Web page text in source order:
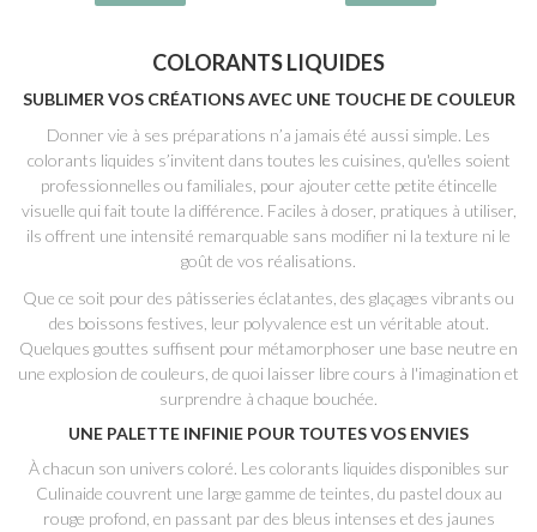
COLORANTS LIQUIDES
SUBLIMER VOS CRÉATIONS AVEC UNE TOUCHE DE COULEUR
Donner vie à ses préparations n’a jamais été aussi simple. Les
colorants liquides s’invitent dans toutes les cuisines, qu'elles soient
professionnelles ou familiales, pour ajouter cette petite étincelle
visuelle qui fait toute la différence. Faciles à doser, pratiques à utiliser,
ils offrent une intensité remarquable sans modifier ni la texture ni le
goût de vos réalisations.
Que ce soit pour des pâtisseries éclatantes, des glaçages vibrants ou
des boissons festives, leur polyvalence est un véritable atout.
Quelques gouttes suffisent pour métamorphoser une base neutre en
une explosion de couleurs, de quoi laisser libre cours à l'imagination et
surprendre à chaque bouchée.
UNE PALETTE INFINIE POUR TOUTES VOS ENVIES
À chacun son univers coloré. Les colorants liquides disponibles sur
Culinaide couvrent une large gamme de teintes, du pastel doux au
rouge profond, en passant par des bleus intenses et des jaunes